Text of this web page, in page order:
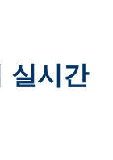
실시간